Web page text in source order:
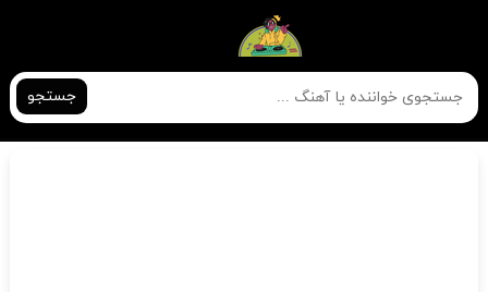
جستجو